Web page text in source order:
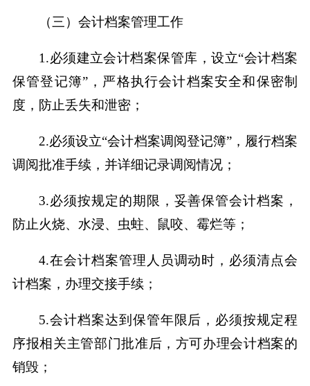
（三）会计档案管理工作
1.必须建立会计档案保管库，设立“会计档案
保管登记簿”，严格执行会计档案安全和保密制
度，防止丢失和泄密；
2.必须设立“会计档案调阅登记簿”，履行档案
调阅批准手续，并详细记录调阅情况；
3.必须按规定的期限，妥善保管会计档案，
防止火烧、水浸、虫蛀、鼠咬、霉烂等；
4.在会计档案管理人员调动时，必须清点会
计档案，办理交接手续；
5.会计档案达到保管年限后，必须按规定程
序报相关主管部门批准后，方可办理会计档案的
销毁；